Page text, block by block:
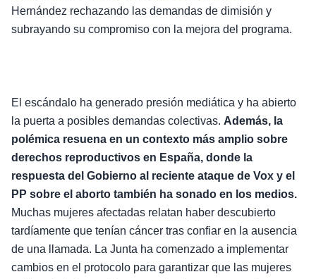
Hernández rechazando las demandas de dimisión y
subrayando su compromiso con la mejora del programa.
El escándalo ha generado presión mediática y ha abierto
la puerta a posibles demandas colectivas. Además, la
polémica resuena en un contexto más amplio sobre
derechos reproductivos en España, donde la
respuesta del Gobierno al reciente ataque de Vox y el
PP sobre el aborto también ha sonado en los medios.
Muchas mujeres afectadas relatan haber descubierto
tardíamente que tenían cáncer tras confiar en la ausencia
de una llamada. La Junta ha comenzado a implementar
cambios en el protocolo para garantizar que las mujeres